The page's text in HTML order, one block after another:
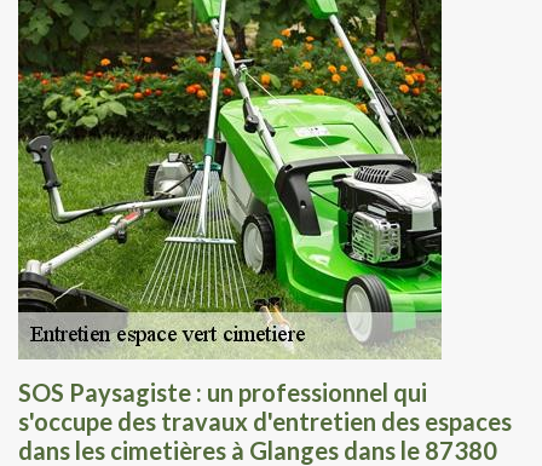
SOS Paysagiste : un professionnel qui
s'occupe des travaux d'entretien des espaces
dans les cimetières à Glanges dans le 87380